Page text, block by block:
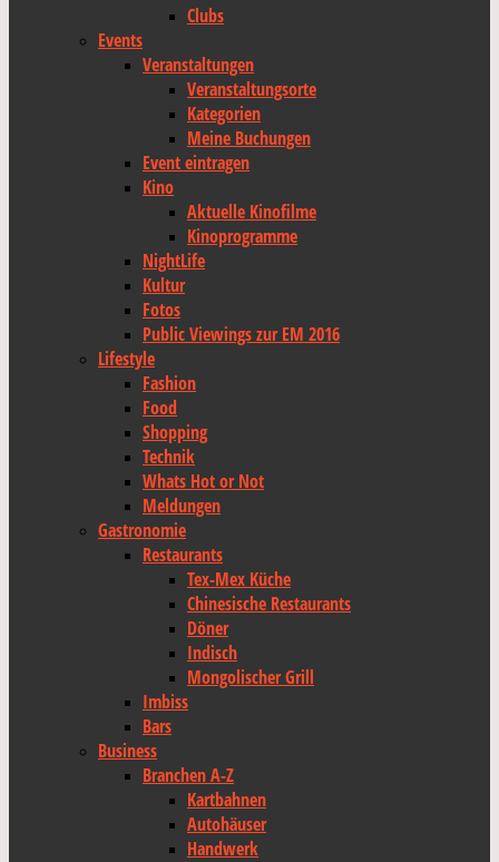
Clubs
Events
Veranstaltungen
Veranstaltungsorte
Kategorien
Meine Buchungen
Event eintragen
Kino
Aktuelle Kinofilme
Kinoprogramme
NightLife
Kultur
Fotos
Public Viewings zur EM 2016
Lifestyle
Fashion
Food
Shopping
Technik
Whats Hot or Not
Meldungen
Gastronomie
Restaurants
Tex-Mex Küche
Chinesische Restaurants
Döner
Indisch
Mongolischer Grill
Imbiss
Bars
Business
Branchen A-Z
Kartbahnen
Autohäuser
Handwerk